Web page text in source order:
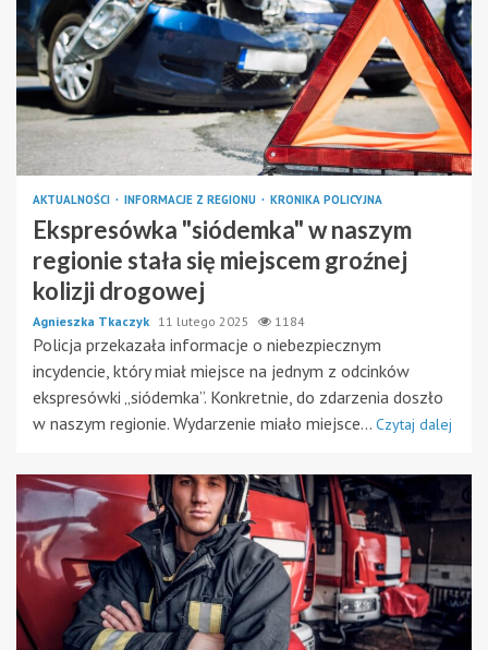
AKTUALNOŚCI INFORMACJE Z REGIONU KRONIKA POLICYJNA
Ekspresówka "siódemka" w naszym
regionie stała się miejscem groźnej
kolizji drogowej
Agnieszka Tkaczyk 11 lutego 2025 1184
Policja przekazała informacje o niebezpiecznym
incydencie, który miał miejsce na jednym z odcinków
ekspresówki „siódemka”. Konkretnie, do zdarzenia doszło
w naszym regionie. Wydarzenie miało miejsce... Czytaj dalej